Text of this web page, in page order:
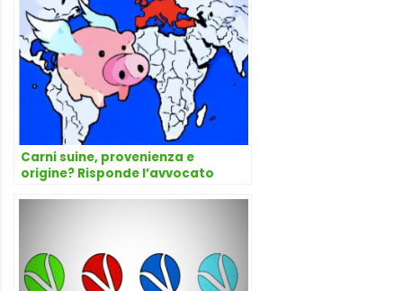
Carni suine, provenienza e
origine? Risponde l’avvocato